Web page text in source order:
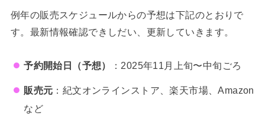
例年の販売スケジュールからの予想は下記のとおりで
す。最新情報確認できしだい、更新していきます。
予約開始日（予想） ：2025年11月上旬〜中旬ごろ
販売元 ：紀文オンラインストア、楽天市場、Amazon
など